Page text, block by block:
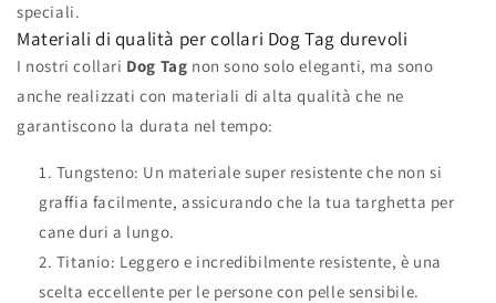
speciali.
Materiali di qualità per collari Dog Tag durevoli
I nostri collari Dog Tag non sono solo eleganti, ma sono
anche realizzati con materiali di alta qualità che ne
garantiscono la durata nel tempo:
Tungsteno: Un materiale super resistente che non si
graffia facilmente, assicurando che la tua targhetta per
cane duri a lungo.
Titanio: Leggero e incredibilmente resistente, è una
scelta eccellente per le persone con pelle sensibile.